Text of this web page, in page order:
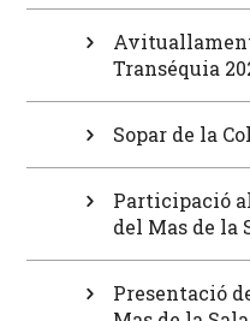
Transéquia
Sopar de la
Participació
del Mas de la
Presentació